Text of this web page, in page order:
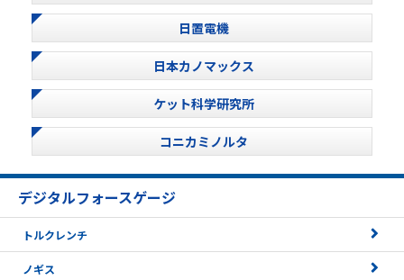
日置電機
日本カノマックス
ケット科学研究所
コニカミノルタ
デジタルフォースゲージ
トルクレンチ
ノギス